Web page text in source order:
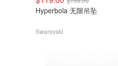
Hyperbola 无限吊坠
Swarovski